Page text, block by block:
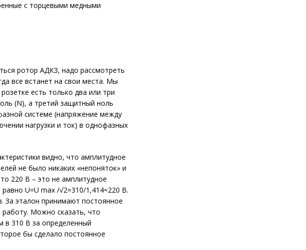
с торцевыми медными
ротор АДКЗ, надо рассмотреть
все встанет на свои места. Мы
есть только два или три
(N), а третий защитный ноль
системе (напряжение между
нагрузки и ток) в однофазных
видно, что амплитудное
не было никаких «непоняток» и
220 В – это не амплитудное
U=U max /√2=310/1,414≈220 В.
За эталон принимают постоянное
работу. Можно сказать, что
в 310 В за определенный
бы сделало постоянное